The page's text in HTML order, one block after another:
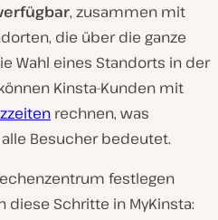
, zusammen mit
die über die ganze
Wahl eines Standorts in der
Kinsta-Kunden mit
rechnen, was
Besucher bedeutet.
festlegen
Schritte in MyKinsta: